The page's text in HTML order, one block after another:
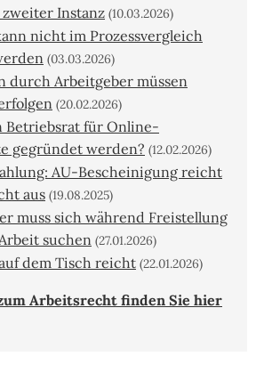
Instanz (10.03.2026)
nicht im Prozessvergleich
(03.03.2026)
durch Arbeitgeber müssen
(20.02.2026)
Betriebsrat für Online-
gegründet werden? (12.02.2026)
AU-Bescheinigung reicht
aus (19.08.2025)
muss sich während Freistellung
suchen (27.01.2026)
dem Tisch reicht (22.01.2026)
Arbeitsrecht finden Sie hier